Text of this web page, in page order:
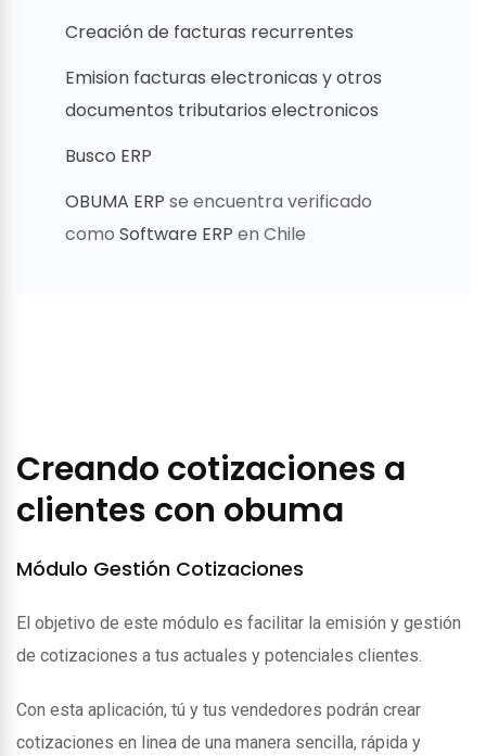
Creación de facturas recurrentes
Emision facturas electronicas y otros
documentos tributarios electronicos
Busco ERP
OBUMA ERP se encuentra verificado
como Software ERP en Chile
Creando cotizaciones a
clientes con obuma
Módulo Gestión Cotizaciones
El objetivo de este módulo es facilitar la emisión y gestión
de cotizaciones a tus actuales y potenciales clientes.
Con esta aplicación, tú y tus vendedores podrán crear
cotizaciones en linea de una manera sencilla, rápida y